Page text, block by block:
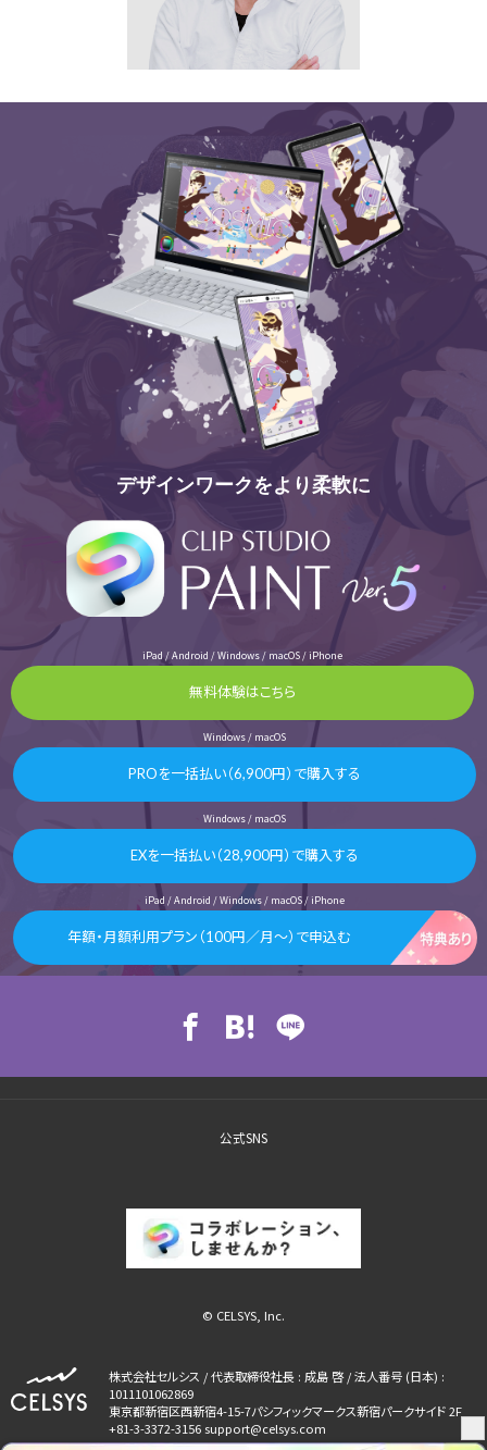
デザインワークをより柔軟に
iPad / Android / Windows / macOS / iPhone
無料体験はこちら
Windows / macOS
PROを一括払い（6,900円）で購入する
Windows / macOS
EXを一括払い（28,900円）で購入する
iPad / Android / Windows / macOS / iPhone
年額・月額利用プラン（100円／月～）で申込む
公式SNS
© CELSYS, Inc.
株式会社セルシス / 代表取締役社長 : 成島 啓 / 法人番号 (日本) :
1011101062869
東京都新宿区西新宿4-15-7パシフィックマークス新宿パークサイド 2F
+81-3-3372-3156 support@celsys.com